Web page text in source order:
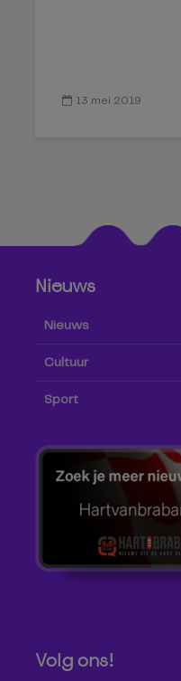
13 mei 2019
Nieuws
Nieuws
Cultuur
Sport
Volg ons!